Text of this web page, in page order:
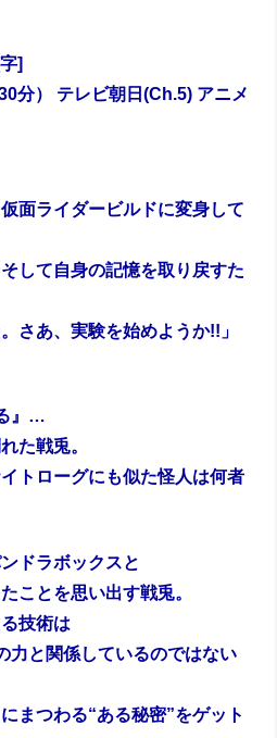
]
分） テレビ朝日(Ch.5) アニメ
面ライダービルドに変身して
して自身の記憶を取り戻すた
さあ、実験を始めようか!!」
』…
た戦兎。
トローグにも似た怪人は何者
ドラボックスと
ことを思い出す戦兎。
技術は
力と関係しているのではない
まつわる“ある秘密”をゲット